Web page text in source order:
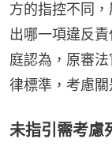
方的指控不同
出哪一項違反
庭認為，原審
律標準，考慮關
未指引需考慮